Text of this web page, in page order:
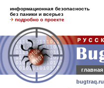
информационная безопасность
без паники и всерьез
подробно о проекте
главная
bugtraq.ru